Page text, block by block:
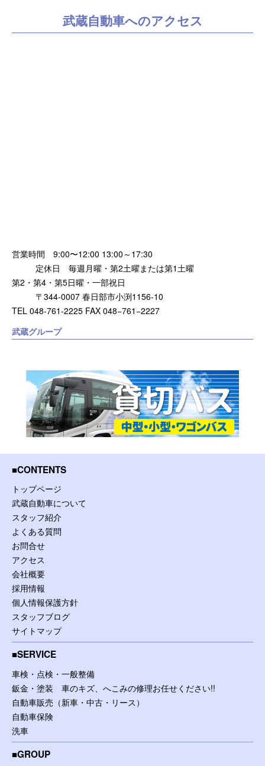
武蔵自動車へのアクセス
営業時間 9:00〜12:00 13:00～17:30
定休日 毎週月曜・第2土曜または第1土曜
第2・第4・第5日曜・一部祝日
〒344-0007 春日部市小渕1156-10
TEL 048-761-2225 FAX 048−761−2227
武蔵グループ
CONTENTS
トップページ
武蔵自動車について
スタッフ紹介
よくある質問
お問合せ
アクセス
会社概要
採用情報
個人情報保護方針
スタッフブログ
サイトマップ
SERVICE
車検・点検・一般整備
鈑金・塗装 車のキズ、へこみの修理お任せください!!
自動車販売（新車・中古・リース）
自動車保険
洗車
GROUP